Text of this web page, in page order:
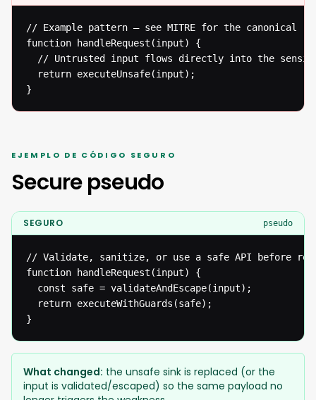
// Example pattern — see MITRE for the canonical
function handleRequest(input) {
// Untrusted input flows directly into the
  return executeUnsafe(input);
}
EJEMPLO DE CÓDIGO SEGURO
Secure pseudo
SEGURO pseudo
// Validate, sanitize, or use a safe API before
function handleRequest(input) {
  const safe = validateAndEscape(input);
  return executeWithGuards(safe);
}
What changed: the unsafe sink is replaced (or the
input is validated/escaped) so the same payload no